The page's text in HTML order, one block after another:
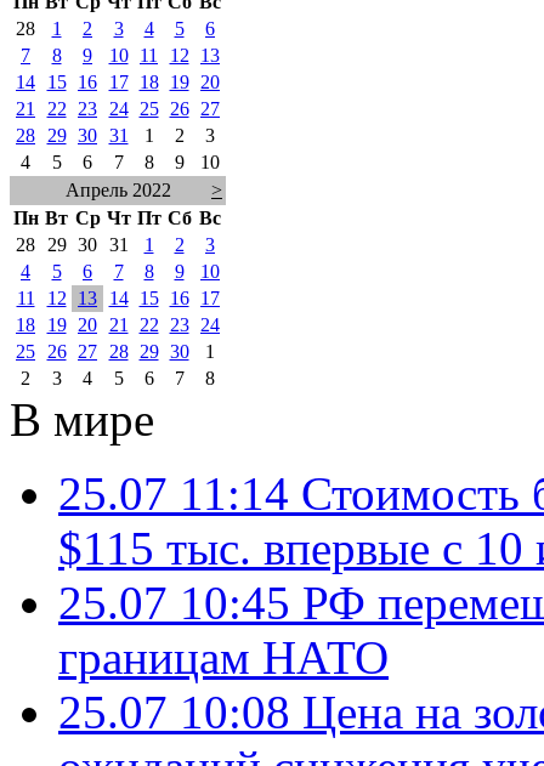
28
1 2 3 4 5
6
7
8 9 10 11 12
13
14
15 16 17 18 19
20
21
22 23 24 25 26
27
28
29 30 31 1 2
3
4
5 6 7 8 9
10
Апрель 2022
>
Пн Вт Ср Чт Пт Сб Вс
28
29 30 31 1 2
3
4
5 6 7 8 9
10
11
12 13 14 15 16
17
18
19 20 21 22 23
24
25
26 27 28 29 30
1
2
3 4 5 6 7 8
В мире
25.07 11:14 Стоимость
$115 тыс. впервые с 10
25.07 10:45 РФ
границам НАТО
25.07 10:08 Цена на